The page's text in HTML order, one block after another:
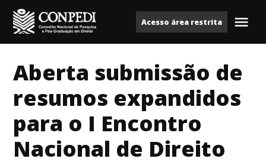
para
o
ConpediAcesso área restrita
Aberta submissão de
resumos expandidos
para o I Encontro
Nacional de Direito